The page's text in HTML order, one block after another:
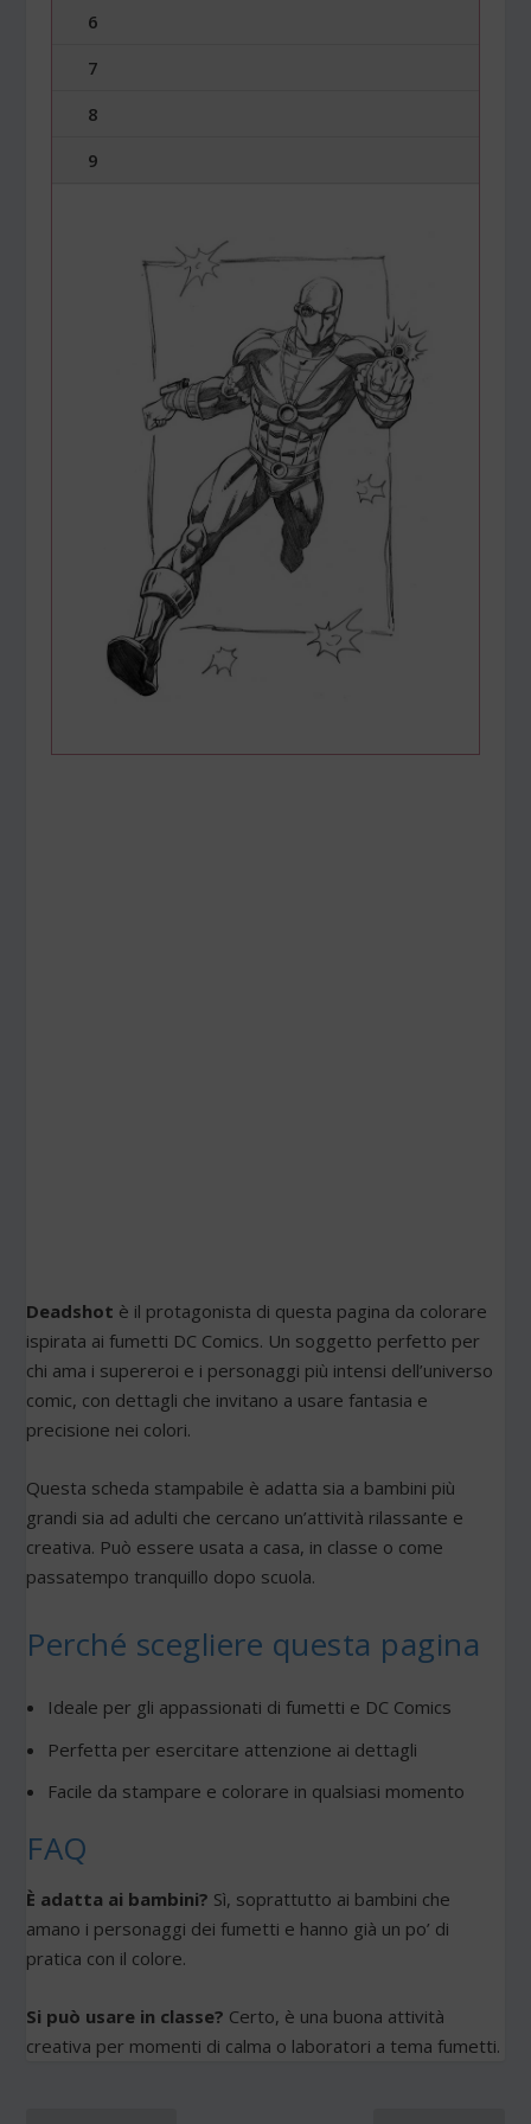
6
7
8
9
Deadshot è il protagonista di questa pagina da colorare
ispirata ai fumetti DC Comics. Un soggetto perfetto per
chi ama i supereroi e i personaggi più intensi dell’universo
comic, con dettagli che invitano a usare fantasia e
precisione nei colori.
Questa scheda stampabile è adatta sia a bambini più
grandi sia ad adulti che cercano un’attività rilassante e
creativa. Può essere usata a casa, in classe o come
passatempo tranquillo dopo scuola.
Perché scegliere questa pagina
Ideale per gli appassionati di fumetti e DC Comics
Perfetta per esercitare attenzione ai dettagli
Facile da stampare e colorare in qualsiasi momento
FAQ
È adatta ai bambini? Sì, soprattutto ai bambini che
amano i personaggi dei fumetti e hanno già un po’ di
pratica con il colore.
Si può usare in classe? Certo, è una buona attività
creativa per momenti di calma o laboratori a tema fumetti.